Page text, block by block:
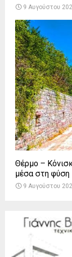
9 Αυγούστου
Θέρμο –
μέσα στη φύση
9 Αυγούστου